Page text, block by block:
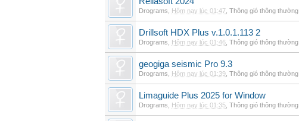
Drograms Hôm nay lúc 01:47 Thông gió thông thường
Drillsoft HDX Plus v.1.0.1.113 2
Drograms Hôm nay lúc 01:46 Thông gió thông thường
geogiga seismic Pro 9.3
Drograms Hôm nay lúc 01:39 Thông gió thông thường
Limaguide Plus 2025 for Window
Drograms Hôm nay lúc 01:35 Thông gió thông thường